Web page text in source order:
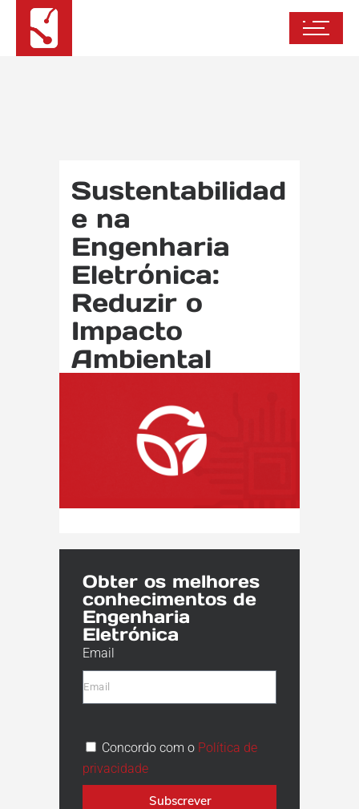
Sustentabilidad
e na
Engenharia
Eletrónica:
Reduzir o
Impacto
Ambiental
Obter os melhores
conhecimentos de
Engenharia
Eletrónica
Email
Concordo com o Política de
privacidade
Subscrever